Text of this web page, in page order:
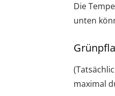
Die
unten
maximal